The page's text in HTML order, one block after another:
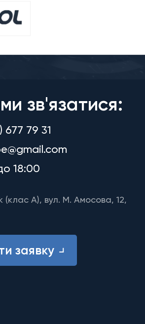
зв'язатися:
677 79 31
18:00
(клас A), вул. М. Амосова, 12,
заявку